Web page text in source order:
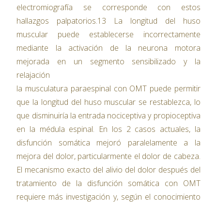
electromiografía se corresponde con estos
hallazgos palpatorios.13 La longitud del huso
muscular puede establecerse incorrectamente
mediante la activación de la neurona motora
mejorada en un segmento sensibilizado y la
relajación
la musculatura paraespinal con OMT puede permitir
que la longitud del huso muscular se restablezca, lo
que disminuiría la entrada nociceptiva y propioceptiva
en la médula espinal. En los 2 casos actuales, la
disfunción somática mejoró paralelamente a la
mejora del dolor, particularmente el dolor de cabeza.
El mecanismo exacto del alivio del dolor después del
tratamiento de la disfunción somática con OMT
requiere más investigación y, según el conocimiento